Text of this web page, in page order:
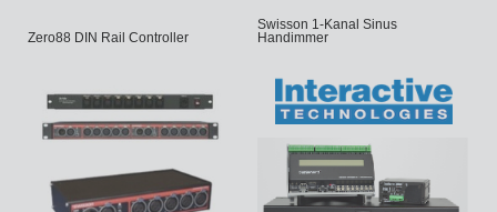
Zero88 DIN Rail Controller
Swisson 1-Kanal Sinus
Handimmer